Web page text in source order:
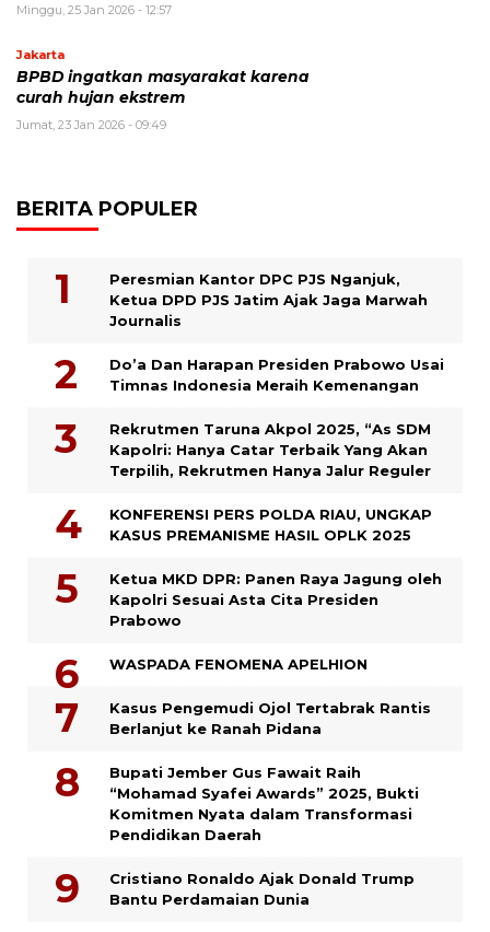
Minggu, 25 Jan 2026 - 12:57
Jakarta
BPBD ingatkan masyarakat karena
curah hujan ekstrem
Jumat, 23 Jan 2026 - 09:49
BERITA POPULER
Peresmian Kantor DPC PJS Nganjuk,
Ketua DPD PJS Jatim Ajak Jaga Marwah
Journalis
Do’a Dan Harapan Presiden Prabowo Usai
Timnas Indonesia Meraih Kemenangan
Rekrutmen Taruna Akpol 2025, “As SDM
Kapolri: Hanya Catar Terbaik Yang Akan
Terpilih, Rekrutmen Hanya Jalur Reguler
KONFERENSI PERS POLDA RIAU, UNGKAP
KASUS PREMANISME HASIL OPLK 2025
Ketua MKD DPR: Panen Raya Jagung oleh
Kapolri Sesuai Asta Cita Presiden
Prabowo
WASPADA FENOMENA APELHION
Kasus Pengemudi Ojol Tertabrak Rantis
Berlanjut ke Ranah Pidana
Bupati Jember Gus Fawait Raih
“Mohamad Syafei Awards” 2025, Bukti
Komitmen Nyata dalam Transformasi
Pendidikan Daerah
Cristiano Ronaldo Ajak Donald Trump
Bantu Perdamaian Dunia